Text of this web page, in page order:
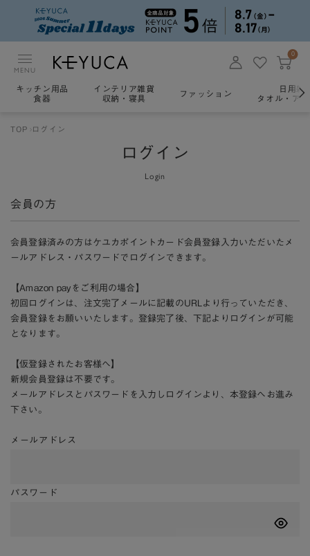
MENU
0
キッチン用品
食器
インテリア雑貨
収納・寝具
ファッション
日用雑
タオル・ア
TOP ログイン
ログイン
Login
会員の方
会員登録済みの方はケユカポイントカード会員登録入力いただいたメ
ールアドレス・パスワードでログインできます。
【Amazon payをご利用の場合】
初回ログインは、注文完了メールに記載のURLより行っていただき、
会員登録をお願いいたします。登録完了後、下記よりログインが可能
となります。
【仮登録されたお客様へ】
新規会員登録は不要です。
メールアドレスとパスワードを入力しログインより、本登録へお進み
下さい。
メールアドレス
パスワード